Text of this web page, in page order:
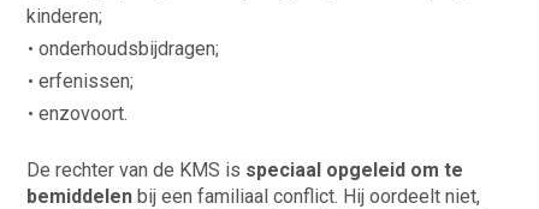
kinderen;
onderhoudsbijdragen;
erfenissen;
enzovoort.
De rechter van de KMS is speciaal opgeleid om te
bemiddelen bij een familiaal conflict. Hij oordeelt niet,